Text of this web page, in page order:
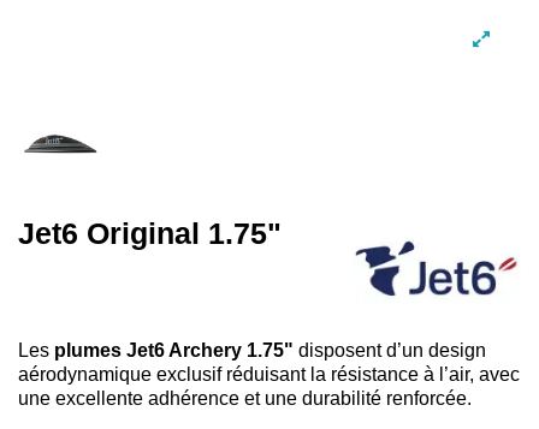
Jet6 Original 1.75"
Les plumes Jet6 Archery 1.75" disposent d’un design
aérodynamique exclusif réduisant la résistance à l’air, avec
une excellente adhérence et une durabilité renforcée.